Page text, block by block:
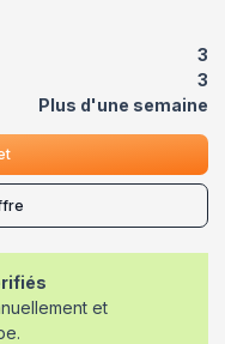
3
3
Plus d'une semaine
et